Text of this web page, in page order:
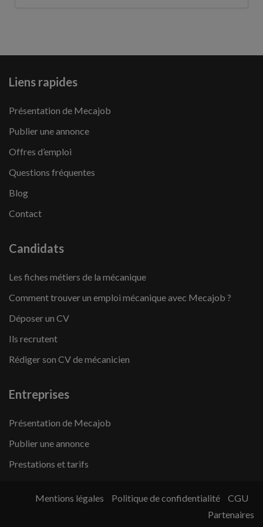
Liens rapides
Présentation de Mecajob
Publier une annonce
Offres d’emploi
Questions fréquentes
Blog
Contact
Candidats
Les fiches métiers de la mécanique
Comment trouver un emploi mécanique avec Mecajob ?
Déposer un CV
Ils recrutent
Rédiger son CV de mécanicien
Entreprises
Présentation de Mecajob
Publier une annonce
Prestations et tarifs
Mentions légales Politique de confidentialité
CGU
Partenaires